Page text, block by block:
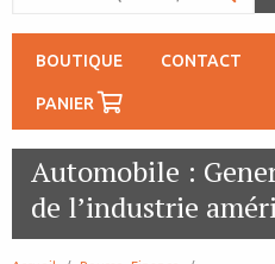
BOUTIQUE CONTACT
PANIER
Automobile :
de l’industrie